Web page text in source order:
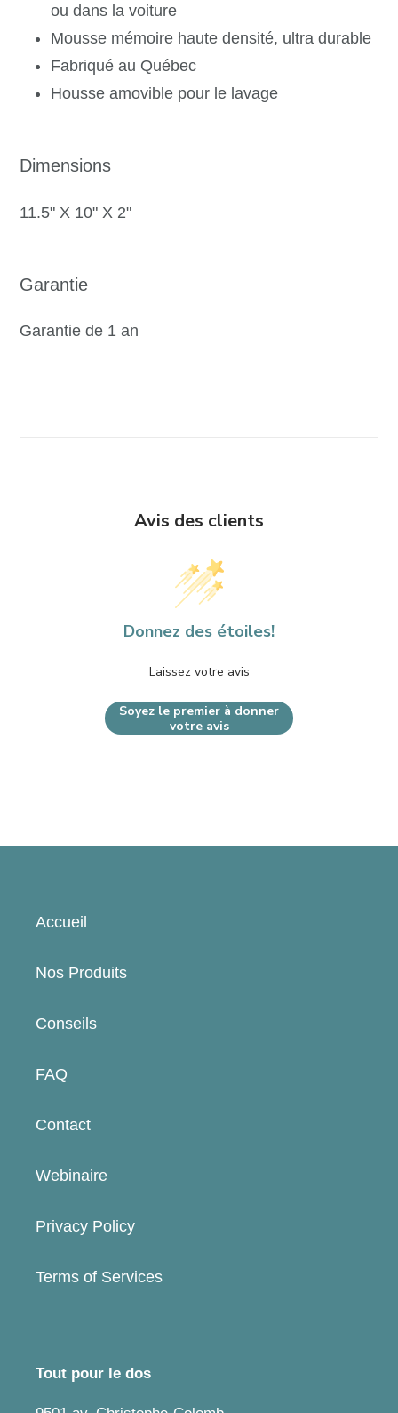
ou dans la voiture
Mousse mémoire haute densité, ultra durable
Fabriqué au Québec
Housse amovible pour le lavage
Dimensions
11.5" X 10" X 2"
Garantie
Garantie de 1 an
Avis des clients
Donnez des étoiles!
Laissez votre avis
Soyez le premier à donner
votre avis
Accueil
Nos Produits
Conseils
FAQ
Contact
Webinaire
Privacy Policy
Terms of Services
Tout pour le dos